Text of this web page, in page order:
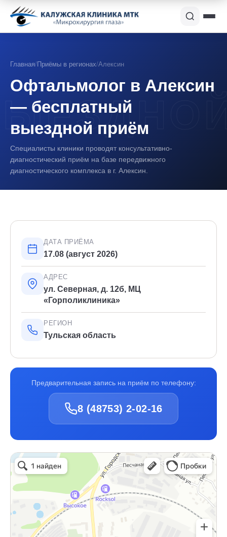
Главная/Приёмы в регионах/Алексин
Офтальмолог в Алексин
— бесплатный
выездной приём
Специалисты клиники проводят консультативно-
диагностический приём на базе передвижного
диагностического комплекса в г. Алексин.
ДАТА ПРИЁМА
17.08 (август 2026)
АДРЕС
ул. Северная, д. 12б, МЦ
«Горполиклиника»
РЕГИОН
Тульская область
Предварительная запись на приём по телефону:
8 (48753) 2-02-16